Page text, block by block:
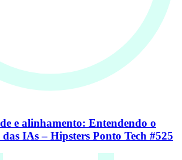
e alinhamento: Entendendo o
IAs – Hipsters Ponto Tech #525